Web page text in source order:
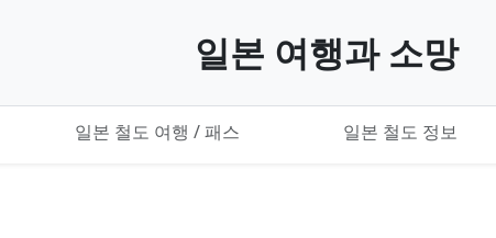
일본 여행과 소망
일본 철도 여행 / 패스 일본 철도 정보